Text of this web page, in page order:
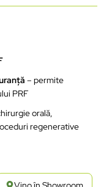
– permite
PRF
orală,
regenerative